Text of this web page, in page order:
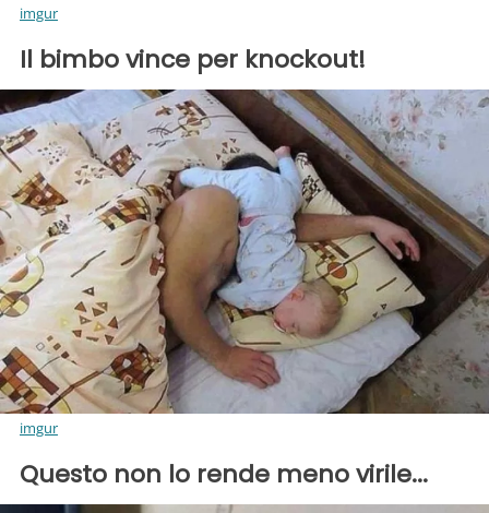
imgur
Il bimbo vince per knockout!
imgur
Questo non lo rende meno virile...